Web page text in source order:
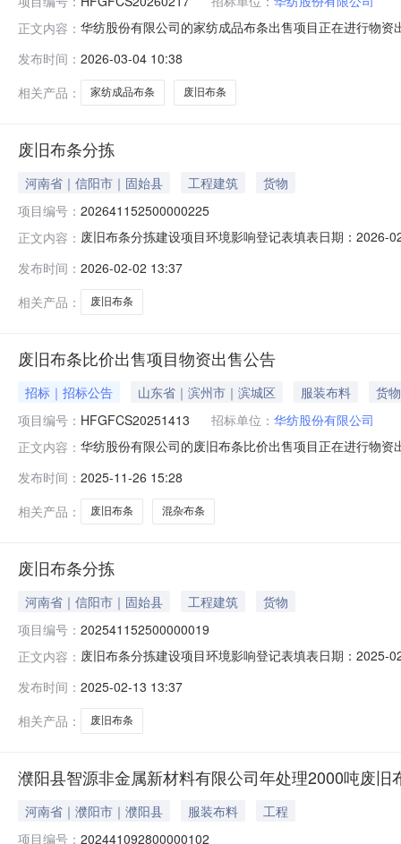
正文内容： 华纺股份有限公司的家纺成品布条出售项目正在进行物
华纺股份有限公司开户行：工商银行滨印支行银行账号
发布时间： 2026-03-04 10:38
相关产品：
家纺成品布条 废旧布条
废旧布条分拣
河南省｜信阳市｜固始县 工程建筑
货物
项目编号： 202641152500000225
正文内容： 废旧布条分拣建设项目环境影响登记表填表日期：2026-
项目环境影响评价分类管理名录》中应当填报环境影响
发布时间： 2026-02-02 13:37
相关产品：
废旧布条
废旧布条比价出售项目物资出售公告
招标｜招标公告 山东省｜滨州市｜滨城区 服装布料
货物
项目编号： HFGFCS20251413 招标单位： 华纺股份有限公司
正文内容： 华纺股份有限公司的废旧布条比价出售项目正在进行物
份有限公司开户行：工商银行滨印支行银行账号：
发布时间： 2025-11-26 15:28
相关产品：
废旧布条 混杂布条
废旧布条分拣
河南省｜信阳市｜固始县 工程建筑
货物
项目编号： 202541152500000019
正文内容： 废旧布条分拣建设项目环境影响登记表填表日期：2025-
目环境影响评价分类管理名录》中应当填报环境影响登
发布时间： 2025-02-13 13:37
相关产品：
废旧布条
濮阳县智源非金属新材料有限公司年处理2000吨废旧
河南省｜濮阳市｜濮阳县 服装布料
工程
项目编号： 202441092800000102